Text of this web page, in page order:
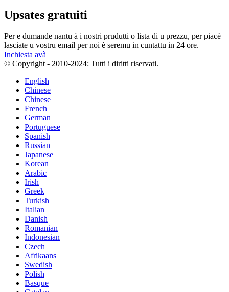
Upsates gratuiti
Per e dumande nantu à i nostri prudutti o lista di u prezzu, per piacè
lasciate u vostru email per noi è seremu in cuntattu in 24 ore.
Inchiesta avà
© Copyright - 2010-2024: Tutti i diritti riservati.
English
Chinese
Chinese
French
German
Portuguese
Spanish
Russian
Japanese
Korean
Arabic
Irish
Greek
Turkish
Italian
Danish
Romanian
Indonesian
Czech
Afrikaans
Swedish
Polish
Basque